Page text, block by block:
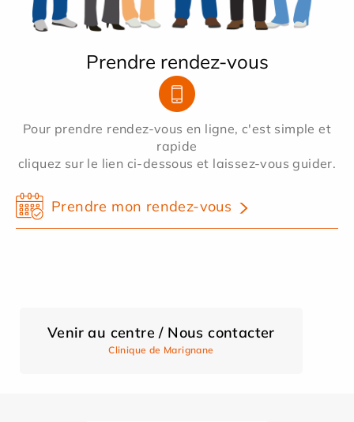
Prendre rendez-vous
Pour prendre rendez-vous en ligne, c'est simple et
rapide
cliquez sur le lien ci-dessous et laissez-vous guider.
Prendre mon rendez-vous
Venir au centre / Nous contacter
Clinique de Marignane